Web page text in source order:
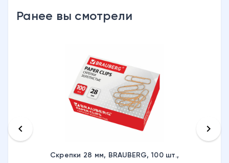
Ранее вы смотрели
Скрепки 28 мм, BRAUBERG, 100 шт.,
keyboard_arrow_left keyboard_arrow_right